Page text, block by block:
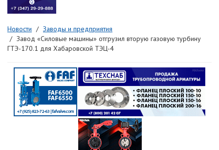
Новости
Заводы и предприятия
Завод «Силовые машины» отгрузил вторую газовую турбину
ГТЭ-170.1 для Хабаровской ТЭЦ-4